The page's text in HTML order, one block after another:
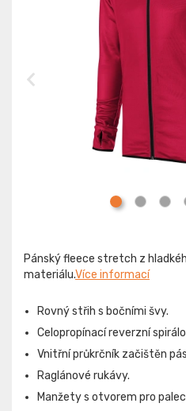
Pánský fleece stretch z
materiálu.Více informací
Rovný střih s bočními švy.
Celopropínací reverzní
Vnitřní průkrčník začištěn
Raglánové rukávy.
Manžety s otvorem pro palec